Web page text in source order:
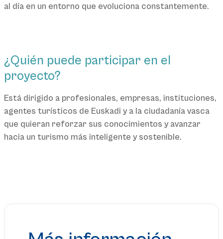
al día en un entorno que evoluciona constantemente.
¿Quién puede participar en el
proyecto?
Está dirigido a profesionales, empresas, instituciones,
agentes turísticos de Euskadi y a la ciudadanía vasca
que quieran reforzar sus conocimientos y avanzar
hacia un turismo más inteligente y sostenible.